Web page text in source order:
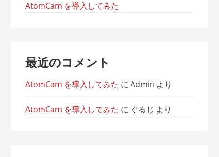
AtomCam を導入してみた
最近のコメント
AtomCam を導入してみた にAdmin より
AtomCam を導入してみた に ぐるじ より